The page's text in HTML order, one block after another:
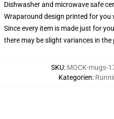
Dishwasher and microwave safe
Wraparound design printed for you
Since every item is made just for
there may be slight variances in the
SKU: MOCK-mugs-
Kategorien: